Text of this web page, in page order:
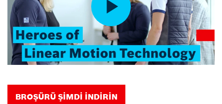
BROŞÜRÜ ŞİMDİ İNDİRİN